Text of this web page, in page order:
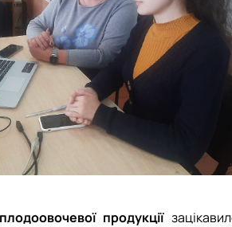
продукції